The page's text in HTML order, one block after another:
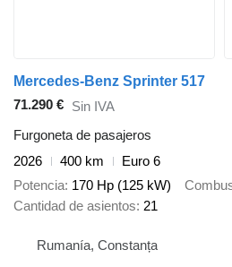
Mercedes-Benz Sprinter 517
71.290 € Sin IVA
Furgoneta de pasajeros
2026
400 km
Euro 6
Potencia 170 Hp (125 kW)
Cantidad de asientos 21
Rumanía, Constanța